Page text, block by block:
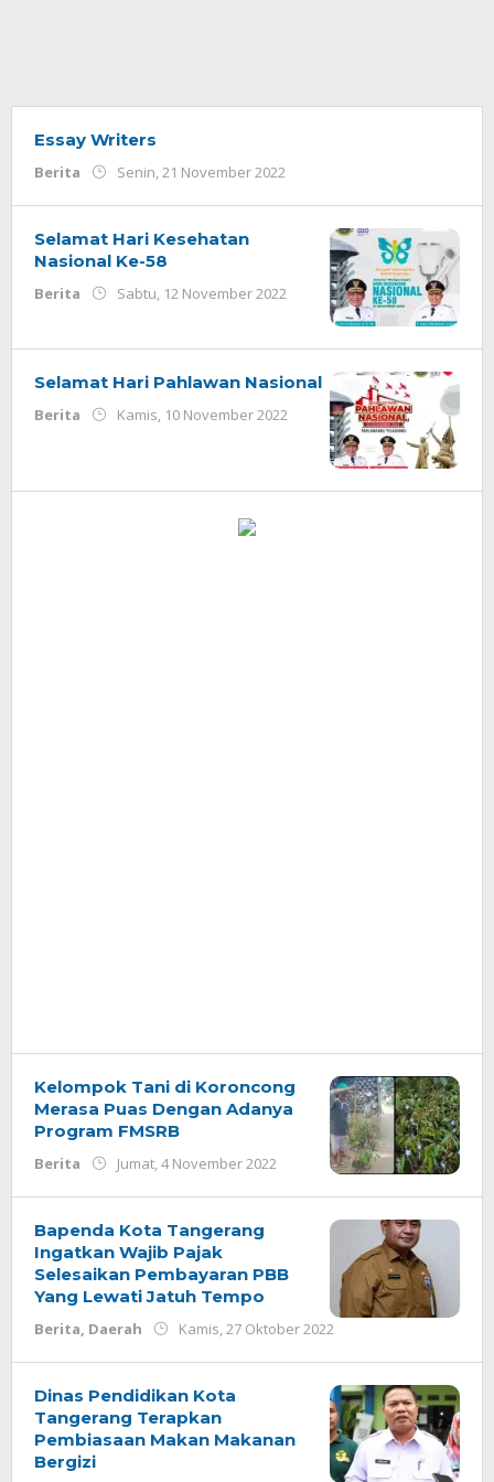
Essay Writers
Berita Senin, 21 November 2022
Selamat Hari Kesehatan
Nasional Ke-58
Berita Sabtu, 12 November 2022
Redaksi
Selamat Hari Pahlawan Nasional
Berita Kamis, 10 November 2022
oleh
Redaksi
Kelompok Tani di Koroncong
Merasa Puas Dengan Adanya
Program FMSRB
Berita Jumat, 4 November 2022
Bapenda Kota Tangerang
Ingatkan Wajib Pajak
Selesaikan Pembayaran PBB
Yang Lewati Jatuh Tempo
Berita, Daerah Kamis, 27 Oktober 2022
Dinas Pendidikan Kota
Tangerang Terapkan
Pembiasaan Makan Makanan
Bergizi